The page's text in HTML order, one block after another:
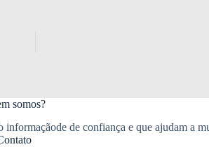
somos?
de confiança e que ajudam a